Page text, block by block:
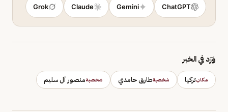
ChatGPT
Gemini
Claude
Grok
وَرَد في الخبر
مكانتركيا شخصيةطارق حامدي شخصيةمنصور آل سليم